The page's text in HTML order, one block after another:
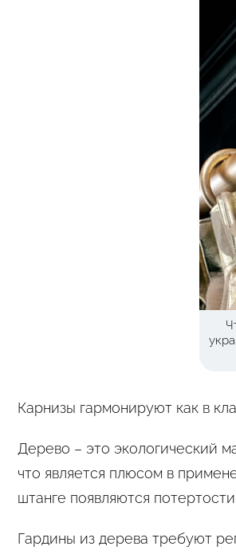
Карнизы гармонируют как в
Дерево – это экологический
что является плюсом в
штанге появляются
Гардины из дерева требуют